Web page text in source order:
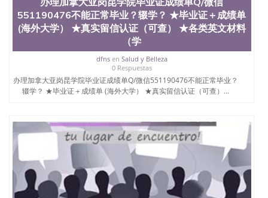
551190476不能正常毕业？辍学？ ★毕业证＋成绩单
(海外大学） ★真实留信认证（可查） ★各类英文材料
（学
dfnsen Salud y Belleza
0 Respuestas
办理加拿大亚岗昆学院毕业证成绩单Q/微信551190476不能正常毕业？
辍学？ ★毕业证＋成绩单 (海外大学） ★真实留信认证（可查）...